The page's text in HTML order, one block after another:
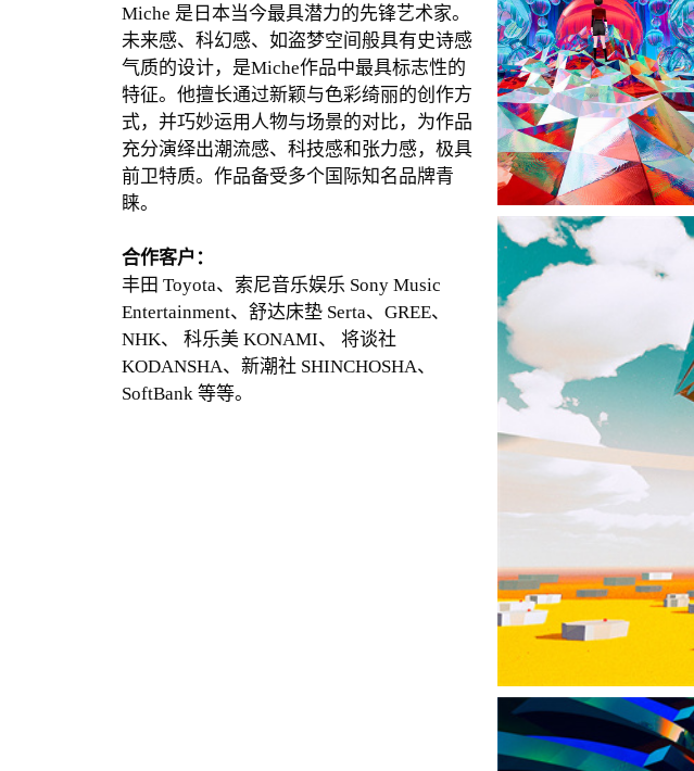
Miche 是日本当今最具潜力的先锋艺术家。
未来感、科幻感、如盗梦空间般具有史诗感
气质的设计，是Miche作品中最具标志性的
特征。他擅长通过新颖与色彩绮丽的创作方
式，并巧妙运用人物与场景的对比，为作品
充分演绎出潮流感、科技感和张力感，极具
前卫特质。作品备受多个国际知名品牌青
睐。
合作客户：
丰田 Toyota、索尼音乐娱乐 Sony Music
Entertainment、舒达床垫 Serta、GREE、
NHK、 科乐美 KONAMI、 将谈社
KODANSHA、新潮社 SHINCHOSHA、
SoftBank 等等。